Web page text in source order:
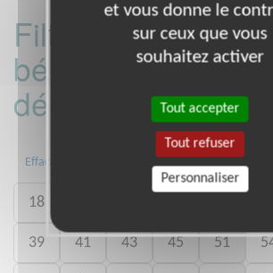
Filtrer les missions
bénévoles par
département :
Effacer Toute la France 03
18
39 41 43 45 51
et vous donne le
sur ceux que vous
souhaitez activer
Tout accepter
Tout refuser
Personnaliser